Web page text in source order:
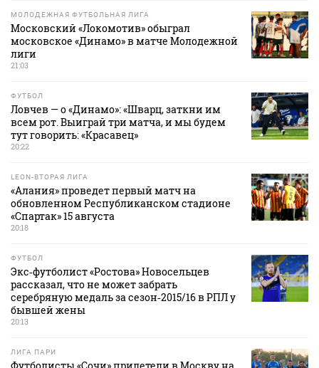
МОЛОДЕЖНАЯ ФУТБОЛЬНАЯ ЛИГА
Московский «Локомотив» обыграл
московское «Динамо» в матче Молодежной
лиги
21:03
ФУТБОЛ
Ловчев — о «Динамо»: «Шварц, заткни им
всем рот. Выиграй три матча, и мы будем
тут говорить: «Красавец»
20:22
LEON-ВТОРАЯ ЛИГА
«Алания» проведет первый матч на
обновленном Республиканском стадионе
«Спартак» 15 августа
20:18
ФУТБОЛ
Экс‑футболист «Ростова» Новосельцев
рассказал, что не может забрать
серебряную медаль за сезон‑2015/16 в РПЛ у
бывшей жены
20:13
ЛИГА ПАРИ